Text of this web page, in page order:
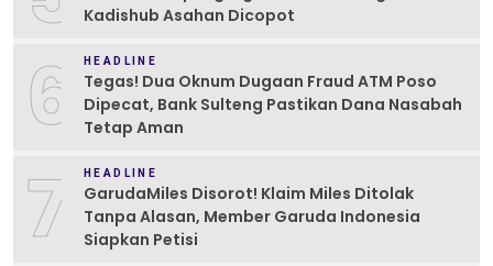
Kadishub Asahan Dicopot
6 HEADLINE
Tegas! Dua Oknum Dugaan Fraud ATM Poso
Dipecat, Bank Sulteng Pastikan Dana Nasabah
Tetap Aman
7 HEADLINE
GarudaMiles Disorot! Klaim Miles Ditolak
Tanpa Alasan, Member Garuda Indonesia
Siapkan Petisi